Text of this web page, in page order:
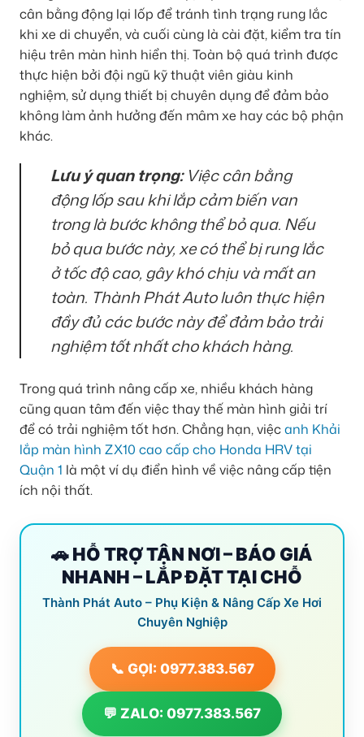
cân bằng động lại lốp để tránh tình trạng rung lắc
khi xe di chuyển, và cuối cùng là cài đặt, kiểm tra tín
hiệu trên màn hình hiển thị. Toàn bộ quá trình được
thực hiện bởi đội ngũ kỹ thuật viên giàu kinh
nghiệm, sử dụng thiết bị chuyên dụng để đảm bảo
không làm ảnh hưởng đến mâm xe hay các bộ phận
khác.
Lưu ý quan trọng:Việc cân bằng
động lốp sau khi lắp cảm biến van
trong là bước không thể bỏ qua. Nếu
bỏ qua bước này, xe có thể bị rung lắc
ở tốc độ cao, gây khó chịu và mất an
toàn. Thành Phát Auto luôn thực hiện
đầy đủ các bước này để đảm bảo trải
nghiệm tốt nhất cho khách hàng.
Trong quá trình nâng cấp xe, nhiều khách hàng
cũng quan tâm đến việc thay thế màn hình giải trí
để có trải nghiệm tốt hơn. Chẳng hạn, việcanh Khải
lắp màn hình ZX10 cao cấp cho Honda HRV tại
Quận 1 là một ví dụ điển hình về việc nâng cấp tiện
ích nội thất.
🚗 HỖ TRỢ TẬN NƠI – BÁO GIÁ
NHANH – LẮP ĐẶT TẠI CHỖ
Thành Phát Auto – Phụ Kiện & Nâng Cấp Xe Hơi
Chuyên Nghiệp
📞 GỌI: 0977.383.567
💬 ZALO: 0977.383.567